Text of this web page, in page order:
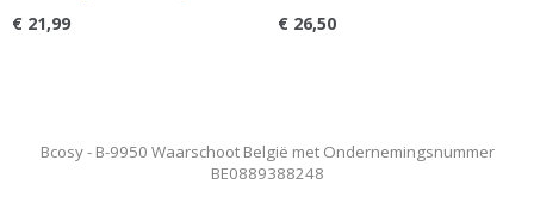
€ 21,99 € 26,50
Bcosy - B-9950 Waarschoot België met Ondernemingsnummer
BE0889388248